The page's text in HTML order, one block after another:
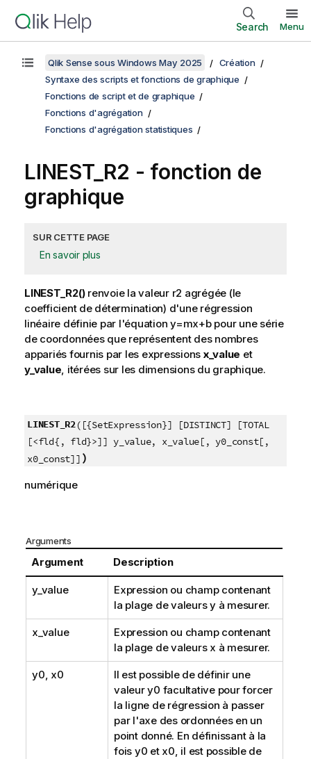
Search Menu
Qlik Sense sous Windows May 2025
Création
Syntaxe des scripts et fonctions de graphique
Fonctions de script et de graphique
Fonctions d'agrégation
Fonctions d'agrégation statistiques
LINEST_R2 - fonction de
graphique
SUR CETTE PAGE
En savoir plus
LINEST_R2()renvoie la valeur r2 agrégée (le
coefficient de détermination) d'une régression
linéaire définie par l'équation y=mx+bpour une série
de coordonnées que représentent des nombres
appariés fournis par les expressions x_value et
y_value, itérées sur les dimensions du graphique.
LINEST_R2([{SetExpression}] [DISTINCT] [TOTAL
[<fld{, fld}>]] y_value, x_value[, y0_const[,
x0_const]] )
numérique
Arguments
Argument Description
y_value
Expression ou champ contenant
la plage de valeursyà mesurer.
x_value
Expression ou champ contenant
la plage de valeurs x à mesurer.
y0, x0
Il est possible de définir une
valeury0 facultative pour forcer
la ligne de régression à passer
par l'axe des ordonnées en un
point donné. En définissant à la
fois y0 et x0, il est possible de